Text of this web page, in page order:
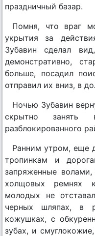
праздничный базар.
Помня, что враг
укрытия за
Зубавин сделал
демонстративно,
больше, посадил
отправил их вниз, в
Ночью Зубавин
скрытно
разблокированного
Ранним утром, еще
тропинкам и
запряженные
холщовых ремнях
молодых не
черных шляпах, в
кожушках, с
зубах, и